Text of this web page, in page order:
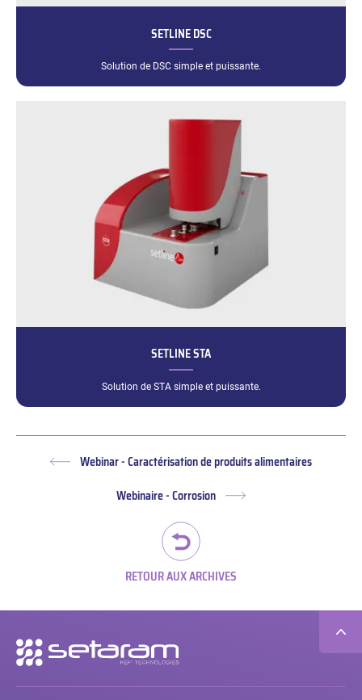
SETLINE DSC
Solution de DSC simple et puissante.
SETLINE STA
Solution de STA simple et puissante.
Article Webinar - Caractérisation de produits alimentaires
Article
Webinaire - Corrosion
RETOUR AUX ARCHIVES
Navigation
secondaire